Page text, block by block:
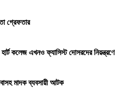
গ্রেফতার
কলেজ এখনও ফ্যাসিস্ট দোসরদের নিয়ন্ত্রণে
মাদক ব্যবসায়ী আটক